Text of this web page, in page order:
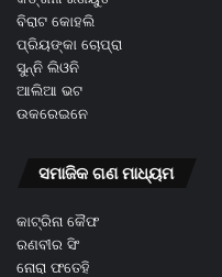
ବିରାଟ କୋହଲି
ପ୍ରିୟଙ୍କା ଚୋପ୍ରା
ସୁନ୍ନି ଲିଓନି
ଆଲିଆ ଭଟ
ଉକରେଇନେ
ସମାଜିକ ଗଣ ମାଧ୍ୟମ
କାଟ୍ରିନା କୈଫ
ରଣବୀର ସିଂ
ନୋରା ଫତେହି